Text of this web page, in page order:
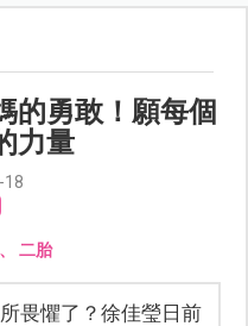
的勇敢！願每個
力量
18
二胎
畏懼了？徐佳瑩日前